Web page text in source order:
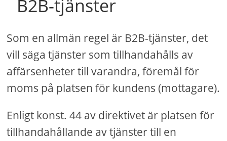
B2B-tjänster
Som en allmän regel är B2B-tjänster, det
vill säga tjänster som tillhandahålls av
affärsenheter till varandra, föremål för
moms på platsen för kundens (mottagare).
Enligt konst. 44 av direktivet är platsen för
tillhandahållande av tjänster till en